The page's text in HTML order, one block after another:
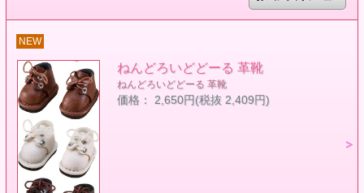
NEW
ねんどろいどどーる 革靴
ねんどろいどどーる 革靴
価格： 2,650円(税抜 2,409円)